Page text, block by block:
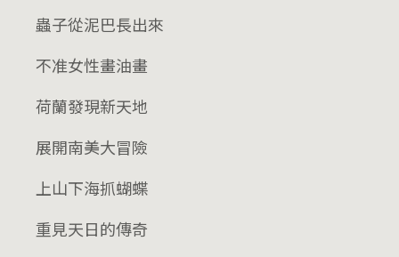
​​​​​​​蟲子從泥巴長出來
​​​​​​​不准女性畫油畫
荷蘭發現新天地
​​​​​​​​​​​​​​展開南美大冒險
​​​​​​​上山下海抓蝴蝶
​​​​​​​​​​​​​​重見天日的傳奇